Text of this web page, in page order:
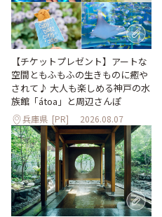
【チケットプレゼント】アートな
空間ともふもふの生きものに癒や
されて♪ 大人も楽しめる神戸の水
族館「átoa」と周辺さんぽ
兵庫県 [PR] 2026.08.07